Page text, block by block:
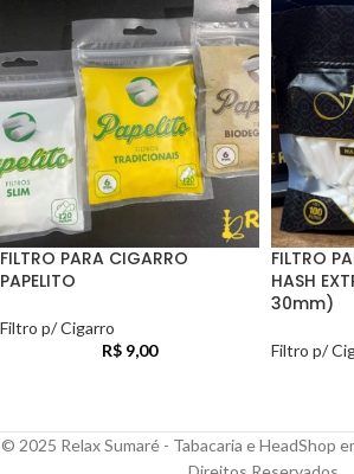
FILTRO PARA CIGARRO
PAPELITO
Filtro p/ Cigarro
R$ 9,00
FILTRO
HASH
30mm)
Filtro p/
© 2025 Relax Sumaré - Tabacaria e HeadShop